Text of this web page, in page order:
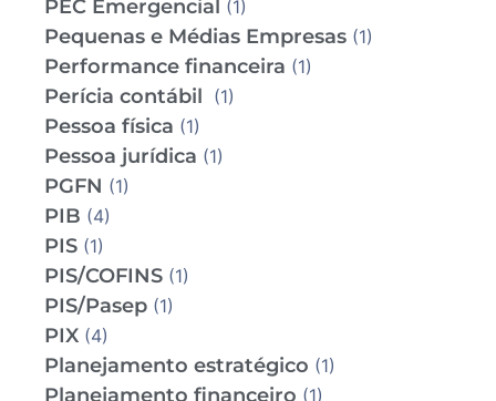
PEC Emergencial (1)
Pequenas e Médias Empresas (1)
Performance financeira (1)
Perícia contábil (1)
Pessoa física (1)
Pessoa jurídica (1)
PGFN (1)
PIB (4)
PIS (1)
PIS/COFINS (1)
PIS/Pasep (1)
PIX (4)
Planejamento estratégico (1)
Planejamento financeiro (1)